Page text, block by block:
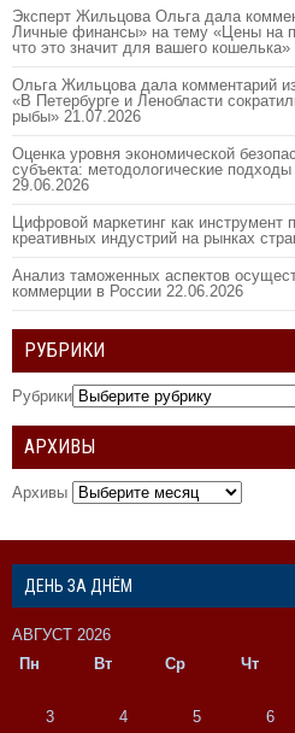
Эксперт Жильцова Ольга дала
Личные финансы» на тему «Цены на
что это значит для вашего кошелька»
Ольга Жильцова дала комментарий
«В Петербурге и Ленобласти
рыбы» 21.07.2026
Оценка уровня экономической
субъекта: методологические
29.06.2026
Цифровой маркетинг как инструмент
креативных индустрий на рынках
Анализ таможенных аспектов
коммерции в России 22.06.2026
РУБРИКИ
Рубрики
АРХИВЫ
Архивы
ДЕНЬ ЗА ДНЁМ
АВГУСТ 2026
Пн
Вт Ср Чт
3
4 5 6